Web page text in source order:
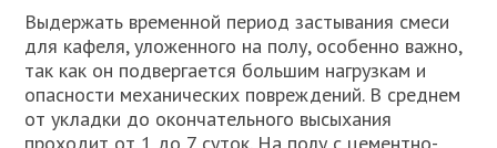
Выдержать временной период застывания смеси
для кафеля, уложенного на полу, особенно важно,
так как он подвергается большим нагрузкам и
опасности механических повреждений. В среднем
от укладки до окончательного высыхания